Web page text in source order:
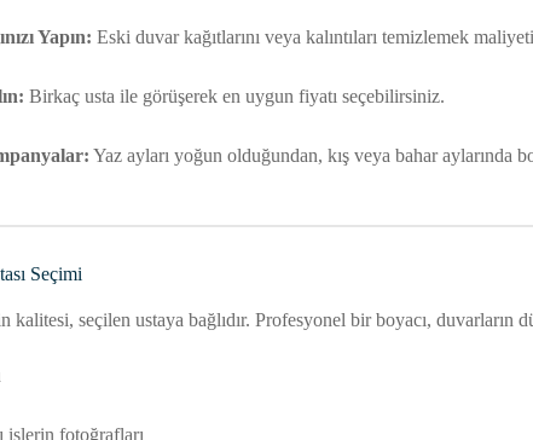
Yapın: Eski duvar kağıtlarını veya kalıntıları temizlemek
Birkaç usta ile görüşerek en uygun fiyatı seçebilirsiniz.
Yaz ayları yoğun olduğundan, kış veya bahar aylarında
Seçimi
kalitesi, seçilen ustaya bağlıdır. Profesyonel bir boyacı, duvarların
işlerin fotoğrafları